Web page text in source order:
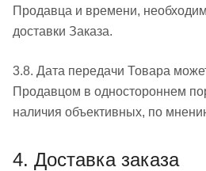
Продавца и времени,
доставки Заказа.
3.8. Дата передачи Товара
Продавцом в одностороннем
наличия объективных, по
4. Доставка заказа